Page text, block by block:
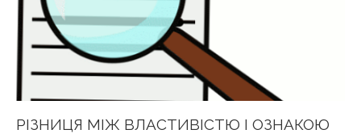
РІЗНИЦЯ МІЖ ВЛАСТИВІСТЮ І ОЗНАКОЮ